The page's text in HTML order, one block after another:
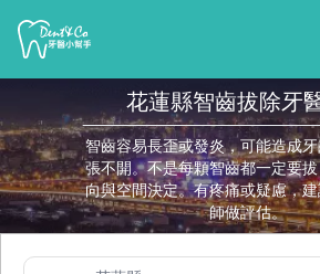
花蓮縣智齒拔除牙
智齒容易長歪或發炎，可能造成
張不開。不是每顆智齒都一定要
向與空間決定。有疼痛或疑慮，
師做評估。